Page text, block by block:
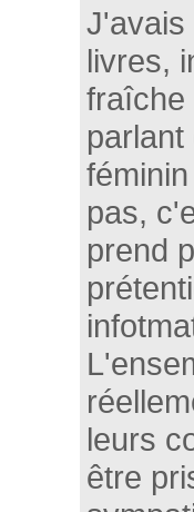
J'avais
livres,
fraîche
pas,
prend
leurs
être